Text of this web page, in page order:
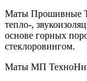
Маты Прошивные
тепло-,
основе горных
стеклоровингом.
Маты МП